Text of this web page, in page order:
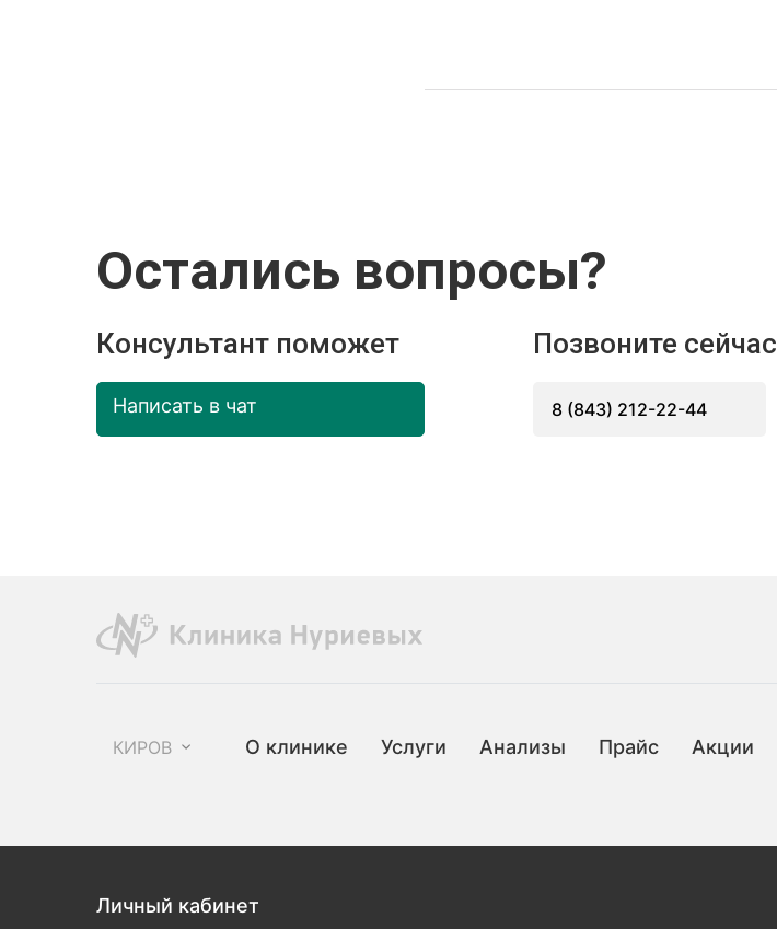
Остались вопросы?
Консультант поможет
Написать в чат
Позвоните сейчас
8 (843) 212-22-44
КИРОВ О клинике Услуги Анализы Прайс Акции
Личный кабинет